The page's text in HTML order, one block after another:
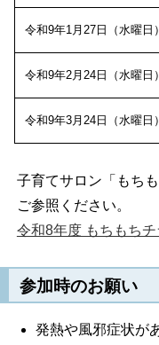
令和9年1月27日（水曜日）
令和9年2月24日（水曜日）
令和9年3月24日（水曜日）
子育てサロン「もち
ご参照ください。
令和8年度 もちもち
参加時のお願い
発熱や風邪症状が